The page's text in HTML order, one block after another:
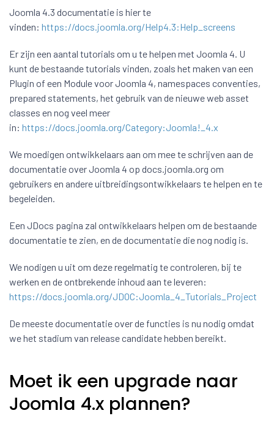
Joomla 4.3 documentatie is hier te
vinden: https://docs.joomla.org/Help4.3:Help_screens
Er zijn een aantal tutorials om u te helpen met Joomla 4. U
kunt de bestaande tutorials vinden, zoals het maken van een
Plugin of een Module voor Joomla 4, namespaces conventies,
prepared statements, het gebruik van de nieuwe web asset
classes en nog veel meer
in: https://docs.joomla.org/Category:Joomla!_4.x
We moedigen ontwikkelaars aan om mee te schrijven aan de
documentatie over Joomla 4 op docs.joomla.org om
gebruikers en andere uitbreidingsontwikkelaars te helpen en te
begeleiden.
Een JDocs pagina zal ontwikkelaars helpen om de bestaande
documentatie te zien, en de documentatie die nog nodig is.
We nodigen u uit om deze regelmatig te controleren, bij te
werken en de ontbrekende inhoud aan te leveren:
https://docs.joomla.org/JDOC:Joomla_4_Tutorials_Project
De meeste documentatie over de functies is nu nodig omdat
we het stadium van release candidate hebben bereikt.
Moet ik een upgrade naar
Joomla 4.x plannen?